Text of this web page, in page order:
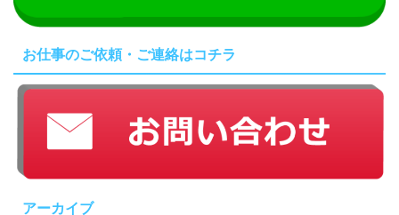
お仕事のご依頼・ご連絡はコチラ
アーカイブ